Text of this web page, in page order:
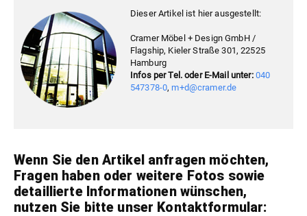
Dieser Artikel ist hier ausgestellt:
Cramer Möbel + Design GmbH /
Flagship, Kieler Straße 301, 22525
Hamburg
Infos per Tel. oder E-Mail unter: 040
547378-0,m+d@cramer.de
Wenn Sie den Artikel anfragen möchten,
Fragen haben oder weitere Fotos sowie
detaillierte Informationen wünschen,
nutzen Sie bitte unser Kontaktformular: